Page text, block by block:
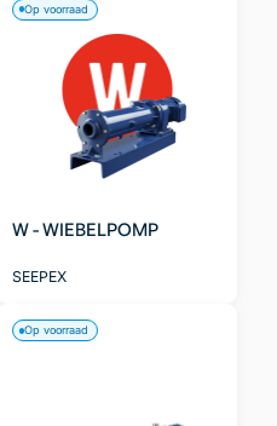
W - WIEBELPOMP
SEEPEX
Op voorraad
Op voorraad